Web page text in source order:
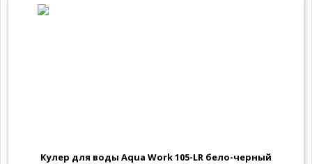
Кулер для воды Aqua Work 105-LR бело-черный